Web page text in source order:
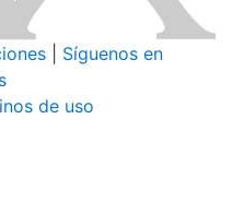
Síguenos en
de uso